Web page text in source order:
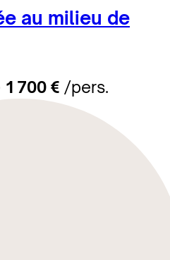
au milieu de
1 700 € /pers.